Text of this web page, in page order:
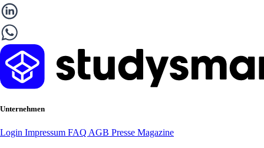
Unternehmen
Login Impressum FAQ AGB Presse Magazine